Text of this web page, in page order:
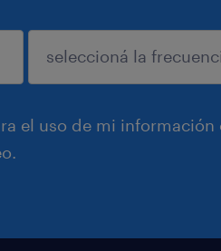
el uso de mi información